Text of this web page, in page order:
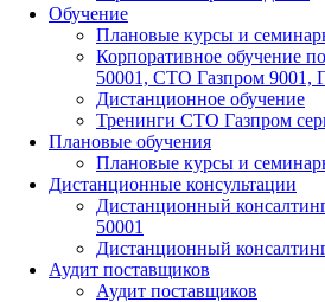
Обучение
Плановые курсы и
Корпоративное обучение
50001, СТО Газпром 9001,
Дистанционное обучение
Тренинги СТО Газпром
Плановые обучения
Плановые курсы и
Дистанционные консультации
Дистанционный
50001
Дистанционный
Аудит поставщиков
Аудит поставщиков